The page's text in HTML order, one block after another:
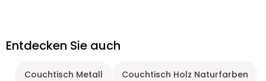
Entdecken Sie auch
Couchtisch Metall Couchtisch Holz Naturfarben